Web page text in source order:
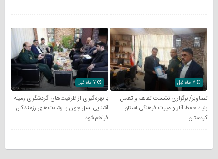
7 ماه قبل
تصاویر/ برگزاری نشست تفاهم و تعامل
بنیاد حفظ آثار و میراث فرهنگی استان
کردستان
با بهره‌گیری از ظرفیت‌های گردشگری زمینه
آشنایی نسل جوان با رشادت‌های رزمندگان
فراهم شود